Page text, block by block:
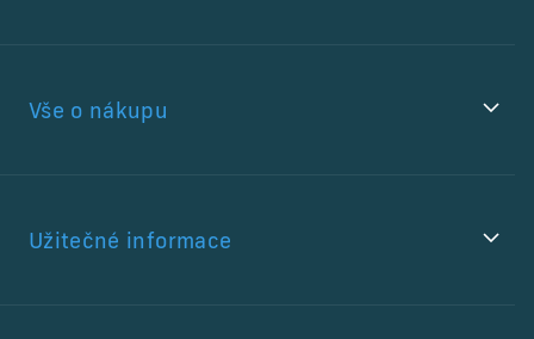
Vše o nákupu
Užitečné informace